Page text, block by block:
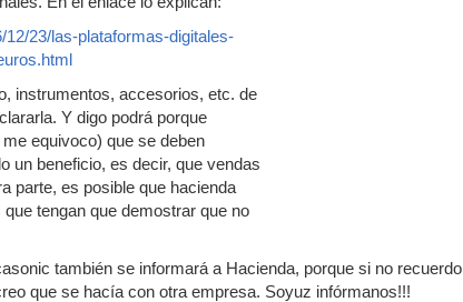
23/las-plataformas-digitales-
instrumentos, accesorios, etc. de
Y digo podrá porque
equivoco) que se deben
un beneficio, es decir, que vendas
parte, es posible que hacienda
tengan que demostrar que no
también se informará a Hacienda, porque si no
que se hacía con otra empresa. Soyuz infórmanos!!!